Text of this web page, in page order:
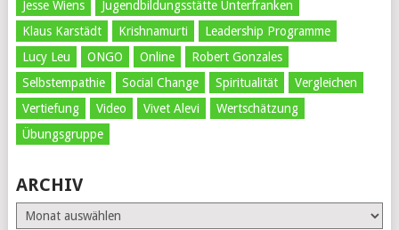
Jesse Wiens
Jugendbildungsstätte Unterfranken
Klaus Karstädt
Krishnamurti
Leadership Programme
Lucy Leu
ONGO Online
Robert Gonzales
Selbstempathie
Social Change Spiritualität
Vergleichen
Vertiefung
Video Vivet Alevi
Wertschätzung
Übungsgruppe
ARCHIV
Archiv